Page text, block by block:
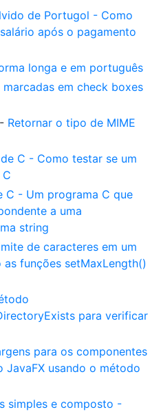
de Portugol - Como
após o pagamento
longa e em português
em check boxes
- Retornar o tipo de MIME
C - Como testar se um
C - Um programa C que
a uma
string
de caracteres em um
funções setMaxLength()
para verificar
para os componentes
JavaFX usando o método
simples e composto -